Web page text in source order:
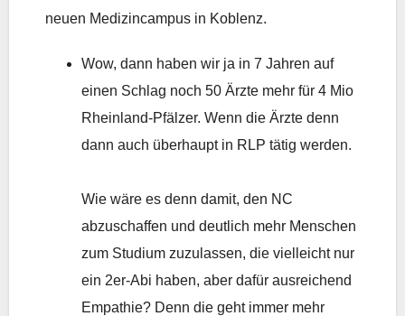
neuen Medizincampus in Koblenz.
Wow, dann haben wir ja in 7 Jahren auf
einen Schlag noch 50 Ärzte mehr für 4 Mio
Rheinland-Pfälzer. Wenn die Ärzte denn
dann auch überhaupt in RLP tätig werden.
Wie wäre es denn damit, den NC
abzuschaffen und deutlich mehr Menschen
zum Studium zuzulassen, die vielleicht nur
ein 2er-Abi haben, aber dafür ausreichend
Empathie? Denn die geht immer mehr